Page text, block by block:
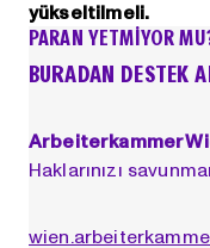
yükseltilmeli.
PARAN YETMİYOR
BURADAN DESTEK
Arbeiterkammer
Haklarınızı